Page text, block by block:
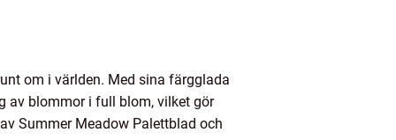
om i världen. Med sina färgglada
av blommor i full blom, vilket gör
Summer Meadow Palettblad och